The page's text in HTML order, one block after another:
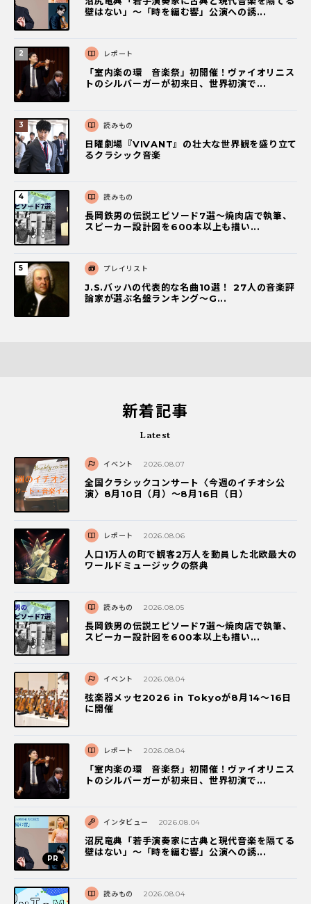
壁はない」～「時を編む響」公演への誘...
レポート
「室内楽の環 音楽祭」初開催！ヴァイオリニス
トのシルバーガーが初来日、世界初演で...
読みもの
日曜劇場『VIVANT』の壮大な世界観を盛り立て
るクラシック音楽
読みもの
長岡鉄男の伝説エピソード7選〜焼肉店で執筆、
スピーカー設計図を600本以上も描い...
プレイリスト
J.S.バッハの代表的な名曲10選！ 27人の音楽評
論家が選ぶ名盤ランキング〜G...
新着記事
Latest
イベント 2026.08.07
全国クラシックコンサート〈今週のイチオシ公
演〉8月10日（月）～8月16日（日）
レポート 2026.08.06
人口1万人の町で観客2万人を動員した北欧最大の
ワールドミュージックの祭典
読みもの 2026.08.05
長岡鉄男の伝説エピソード7選〜焼肉店で執筆、
スピーカー設計図を600本以上も描い...
イベント 2026.08.04
弦楽器メッセ2026 in Tokyoが8月14～16日
に開催
レポート 2026.08.04
「室内楽の環 音楽祭」初開催！ヴァイオリニス
トのシルバーガーが初来日、世界初演で...
インタビュー 2026.08.04
沼尻竜典「若手演奏家に古典と現代音楽を隔てる
壁はない」～「時を編む響」公演への誘...
読みもの 2026.08.04